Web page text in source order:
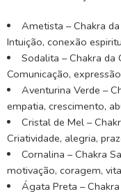
Ametista – Chakra
Intuição, conexão
Sodalita – Chakra da
Comunicação,
Aventurina Verde –
empatia, crescimento,
Cristal de Mel –
Criatividade, alegria,
Cornalina – Chakra
motivação, coragem,
Ágata Preta –